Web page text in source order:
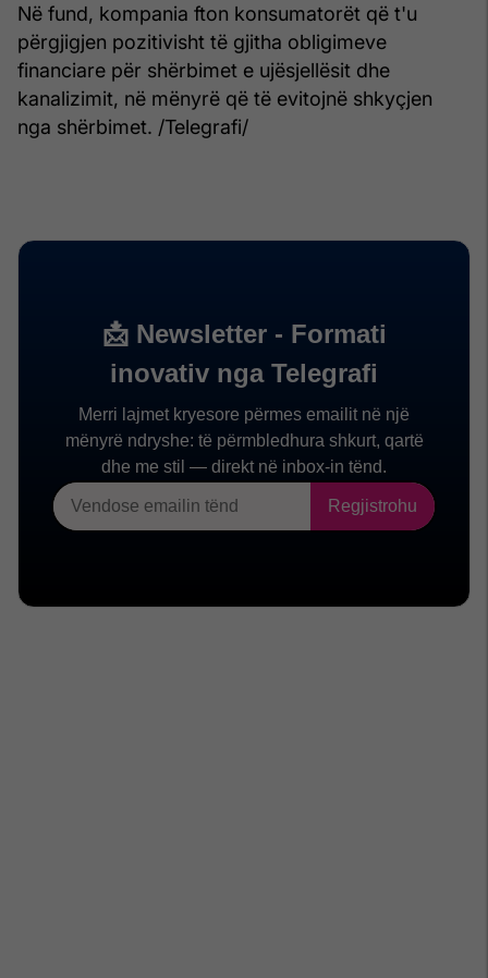
Në fund, kompania fton konsumatorët që t'u
përgjigjen pozitivisht të gjitha obligimeve
financiare për shërbimet e ujësjellësit dhe
kanalizimit, në mënyrë që të evitojnë shkyçjen
nga shërbimet. /Telegrafi/